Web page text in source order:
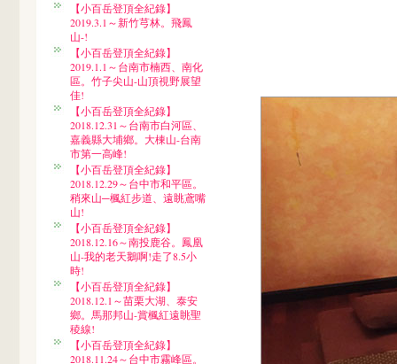
【小百岳登頂全紀錄】
2019.3.1～新竹芎林。飛鳳
山-!
【小百岳登頂全紀錄】
2019.1.1～台南市楠西、南化
區。竹子尖山-山頂視野展望
佳!
【小百岳登頂全紀錄】
2018.12.31～台南市白河區、
嘉義縣大埔鄉。大棟山-台南
市第一高峰!
【小百岳登頂全紀錄】
2018.12.29～台中市和平區。
稍來山─楓紅步道、遠眺鳶嘴
山!
【小百岳登頂全紀錄】
2018.12.16～南投鹿谷。鳳凰
山-我的老天鵝啊!走了8.5小
時!
【小百岳登頂全紀錄】
2018.12.1～苗栗大湖、泰安
鄉。馬那邦山-賞楓紅遠眺聖
稜線!
【小百岳登頂全紀錄】
2018.11.24～台中市霧峰區。